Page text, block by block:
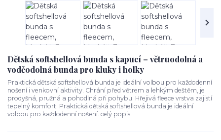
Dětská softshellová bunda s kapucí – větruodolná a
voděodolná bunda pro kluky i holky
Praktická dětská softshellová bunda je ideální volbou pro každodenní
nošení i venkovní aktivity. Chrání před větrem a lehkým deštěm, je
prodyšná, pružná a pohodlná při pohybu. Hřejivá fleece vrstva zajistí
tepelný komfort. Praktická dětská softshellová bunda je ideální
volbou pro každodenní nošení. celý popis